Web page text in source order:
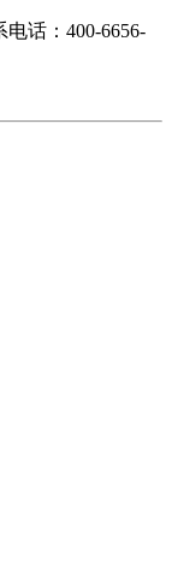
话：400-6656-